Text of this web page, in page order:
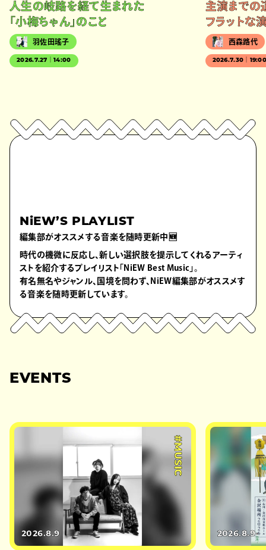
人生の岐路を経て生まれた
「小梅ちゃん」のこと
羽佐田瑤子
2026.7.27｜14:00
主演までの
フラットな
西森路代
2026.7.30｜
NiEW’S PLAYLIST
編集部がオススメする音楽を随時更新中🆕
時代の機微に反応し、新しい選択肢を提示してくれるアーティ
ストを紹介するプレイリスト「NiEW Best Music」。
有名無名やジャンル、国境を問わず、NiEW編集部がオススメす
る音楽を随時更新しています。
EVENTS
#MUSIC
2026.8.9 2026.8.9